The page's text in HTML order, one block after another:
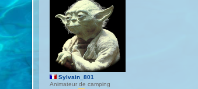
Sylvain_801
Animateur de camping